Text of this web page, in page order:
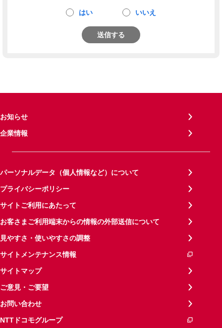
はい いいえ
送信する
お知らせ
企業情報
パーソナルデータ（個人情報など）について
プライバシーポリシー
サイトご利用にあたって
お客さまご利用端末からの情報の外部送信について
見やすさ・使いやすさの調整
サイトメンテナンス情報
サイトマップ
ご意見・ご要望
お問い合わせ
NTTドコモグループ